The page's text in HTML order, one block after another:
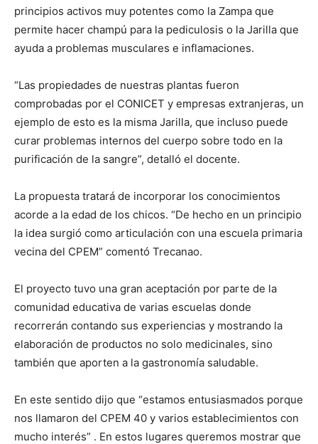
principios activos muy potentes como la Zampa que
permite hacer champú para la pediculosis o la Jarilla que
ayuda a problemas musculares e inflamaciones.
“Las propiedades de nuestras plantas fueron
comprobadas por el CONICET y empresas extranjeras, un
ejemplo de esto es la misma Jarilla, que incluso puede
curar problemas internos del cuerpo sobre todo en la
purificación de la sangre”, detalló el docente.
La propuesta tratará de incorporar los conocimientos
acorde a la edad de los chicos. “De hecho en un principio
la idea surgió como articulación con una escuela primaria
vecina del CPEM” comentó Trecanao.
El proyecto tuvo una gran aceptación por parte de la
comunidad educativa de varias escuelas donde
recorrerán contando sus experiencias y mostrando la
elaboración de productos no solo medicinales, sino
también que aporten a la gastronomía saludable.
En este sentido dijo que “estamos entusiasmados porque
nos llamaron del CPEM 40 y varios establecimientos con
mucho interés” . En estos lugares queremos mostrar que